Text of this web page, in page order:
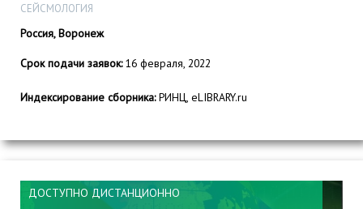
СЕЙСМОЛОГИЯ
Россия, Воронеж
Срок подачи заявок:16 февраля, 2022
Индексирование сборника:РИНЦ, eLIBRARY.ru
ДОСТУПНО ДИСТАНЦИОННО